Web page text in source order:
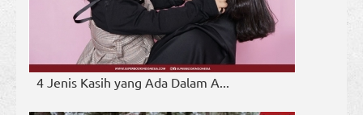
4 Jenis Kasih yang Ada Dalam A...